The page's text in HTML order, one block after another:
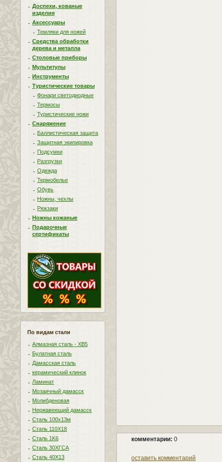
Доспехи, кованые
изделия
Аксессуары
Темляки для ножей
Средства обработки
дерева и металла
Столовые приборы
Мультитулы
Инструменты
Туристические товары
Фонари светодиодные
Термосы
Туристические ножи
Снаряжение
Баллистическая защита
Защитная экипировка
Подсумки
Разгрузки
Одежда
Термобелье
Обувь
Ножны, чехлы
Рюкзаки
Ножны кожаные
Подарочные
сертификаты
По видам стали
Алмазная сталь - ХВ5
Булатная сталь
Дамасская сталь
керамический клинок
Ламинат
Мозаичный дамасск
Молибденовая
Нержавеющий дамасск
Сталь 100х13м
Сталь 110Х18
Сталь 1K6
Сталь 30ХГСА
Сталь 40Х13
комментарии: 0
оставить комментарий